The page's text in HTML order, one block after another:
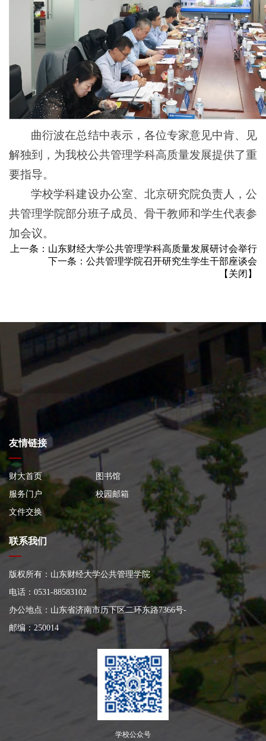
曲衍波在总结中表示，各位专家意见中肯、见
解独到，为我校公共管理学科高质量发展提供了重
要指导。
学校学科建设办公室、北京研究院负责人，公
共管理学院部分班子成员、骨干教师和学生代表参
加会议。
上一条： 山东财经大学公共管理学科高质量发展研讨会举行
下一条： 公共管理学院召开研究生学生干部座谈会
【 关闭 】
友情链接
财大首页
图书馆
服务门户
校园邮箱
文件交换
联系我们
版权所有：山东财经大学公共管理学院
电话：0531-88583102
办公地点：山东省济南市历下区二环东路7366号-
邮编：250014
学校公众号